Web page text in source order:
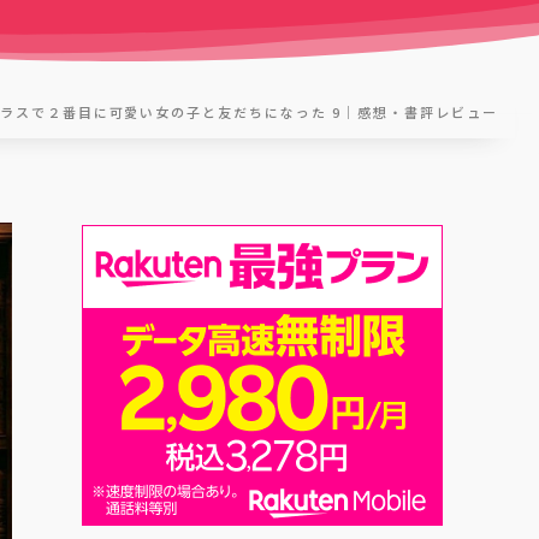
スで２番目に可愛い女の子と友だちになった 9｜感想・書評レビュー